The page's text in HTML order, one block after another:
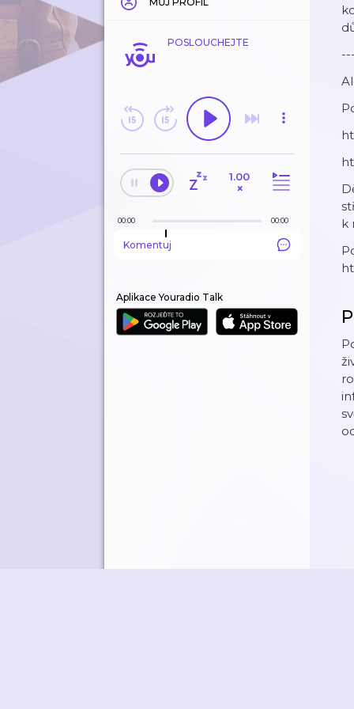
POSLOUCHEJTE
1.00
×
00:00 00:00
Komentuj
Aplikace Youradio Talk
---
k